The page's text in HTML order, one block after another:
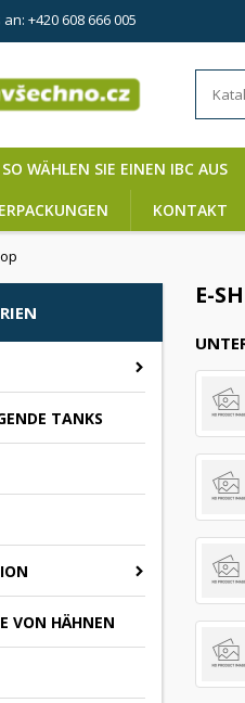
an: +420 608 666 005
SO WÄHLEN SIE EINEN IBC AUS
KONTAKT
TANKS
VON HÄHNEN
E-